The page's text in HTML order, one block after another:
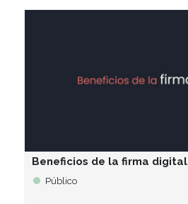
Beneficios de la firma digital
Público